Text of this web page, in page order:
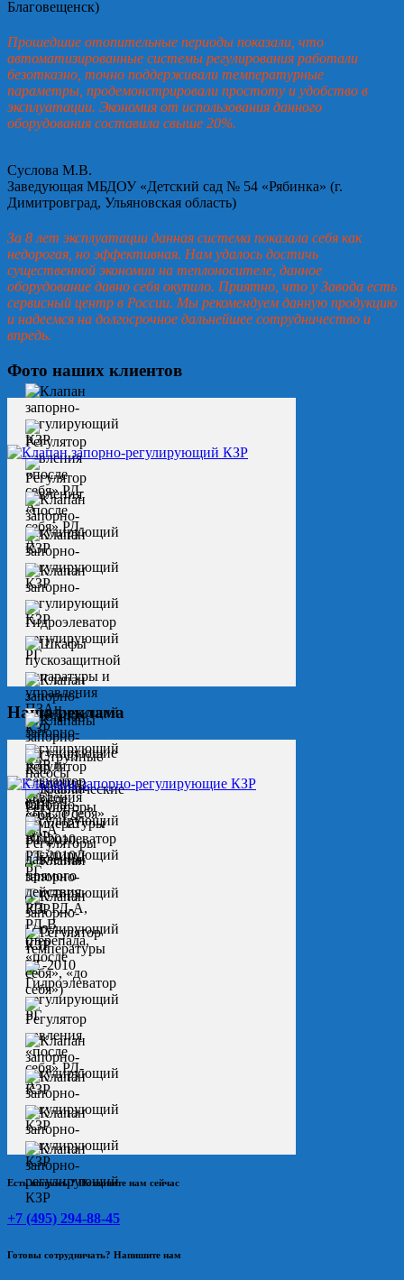
Благовещенск)
Прошедшие отопительные периоды показали, что
автоматизированные системы регулирования работали
безотказно, точно поддерживали температурные
параметры, продемонстрировали простоту и удобство в
эксплуатации. Экономия от использования данного
оборудования составила свыше 20%.
Суслова М.В.
Заведующая МБДОУ «Детский сад № 54 «Рябинка» (г.
Димитровград, Ульяновская область)
За 8 лет эксплуатации данная система показала себя как
недорогая, но эффективная. Нам удалось достичь
существенной экономии на теплоносителе, данное
оборудование давно себя окупило. Приятно, что у Завода есть
сервисный центр в России. Мы рекомендуем данную продукцию
и надеемся на долгосрочное дальнейшее сотрудничество и
впредь.
Фото наших клиентов
Наша реклама
Есть вопросы? Позвоните нам сейчас
+7 (495) 294-88-45
Готовы сотрудничать? Напишите нам